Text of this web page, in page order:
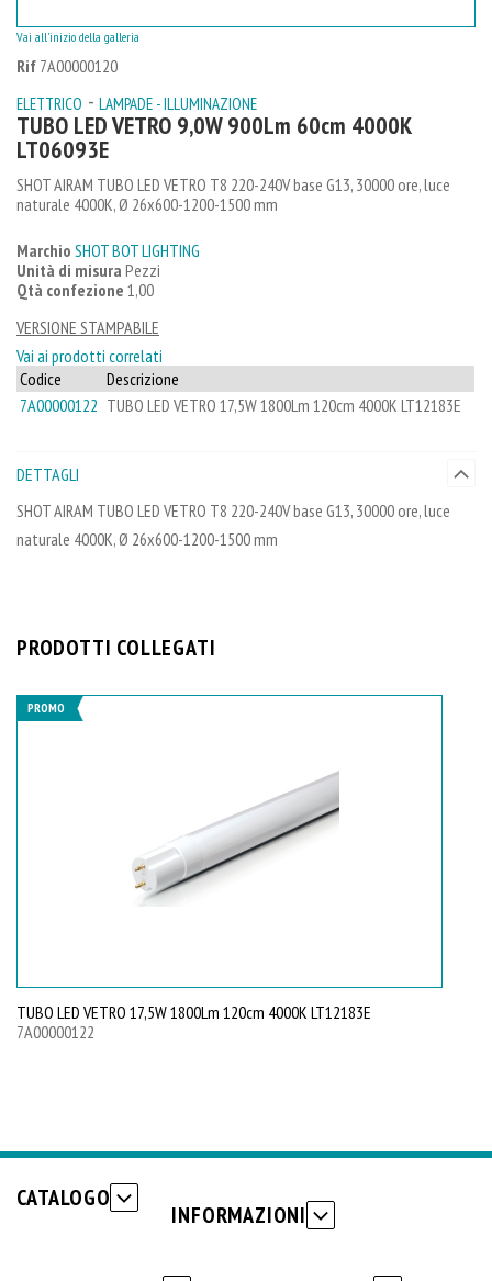
Rif 7A00000120
ELETTRICO - LAMPADE - ILLUMINAZIONE
TUBO LED VETRO 9,0W 900Lm 60cm 4000K
LT06093E
SHOT AIRAM TUBO LED VETRO T8 220-240V base G13, 30000 ore, luce
naturale 4000K, Ø 26x600-1200-1500 mm
Marchio SHOT BOT LIGHTING
Unità di misura Pezzi
Qtà confezione 1,00
VERSIONE STAMPABILE
Vai ai prodotti correlati
Codice
Descrizione
7A00000122 TUBO LED VETRO 17,5W 1800Lm 120cm 4000K LT12183E
Vai all'inizio della galleria
DETTAGLI
SHOT AIRAM TUBO LED VETRO T8 220-240V base G13, 30000 ore, luce
naturale 4000K, Ø 26x600-1200-1500 mm
PRODOTTI COLLEGATI
PROMO
TUBO LED VETRO 17,5W 1800Lm 120cm 4000K LT12183E
7A00000122
CATALOGO
INFORMAZIONI